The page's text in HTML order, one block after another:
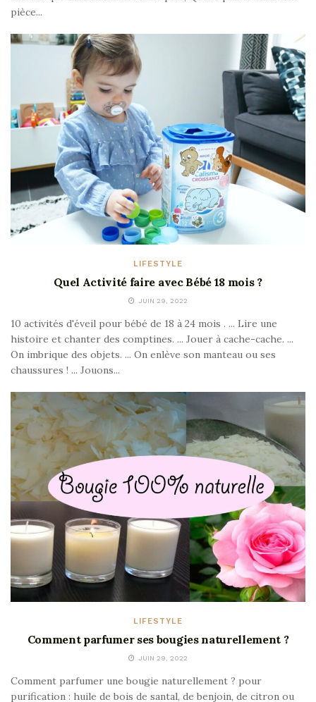
pièce...
LIFESTYLE
Quel Activité faire avec Bébé 18 mois ?
JUIN 29, 2022
10 activités d'éveil pour bébé de 18 à 24 mois . ... Lire une
histoire et chanter des comptines. ... Jouer à cache-cache. ...
On imbrique des objets. ... On enlève son manteau ou ses
chaussures ! ... Jouons...
LIFESTYLE
Comment parfumer ses bougies naturellement ?
JUIN 29, 2022
Comment parfumer une bougie naturellement ? pour
purification : huile de bois de santal, de benjoin, de citron ou